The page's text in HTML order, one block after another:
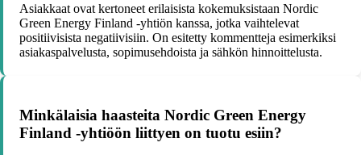
Asiakkaat ovat kertoneet erilaisista kokemuksistaan Nordic
Green Energy Finland -yhtiön kanssa, jotka vaihtelevat
positiivisista negatiivisiin. On esitetty kommentteja esimerkiksi
asiakaspalvelusta, sopimusehdoista ja sähkön hinnoittelusta.
Minkälaisia haasteita Nordic Green Energy
Finland -yhtiöön liittyen on tuotu esiin?